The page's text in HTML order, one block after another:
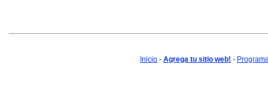
Inicio - Agrega tu sitio web! -